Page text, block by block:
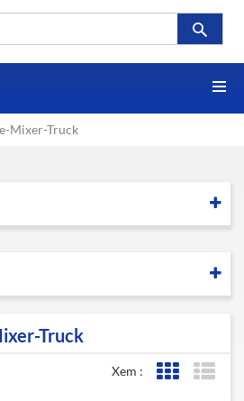
Mixer-Truck
Truck
Xem : Lưới xem